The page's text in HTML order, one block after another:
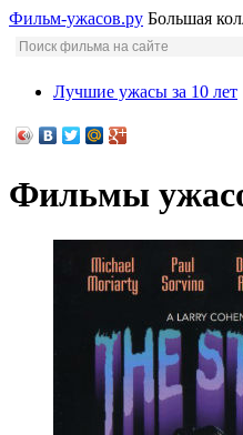
Фильм-ужасов.ру Большая
Лучшие ужасы за 10 лет
Фильмы